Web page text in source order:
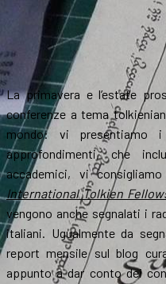
La primavera e l’estate
conferenze a tema
mondo: vi presentiamo
approfondimenti, che
accademici, vi
International Tolkien
vengono anche segnalati i
italiani. Ugualmente da
report mensile sul blog
appunto a dar conto dei